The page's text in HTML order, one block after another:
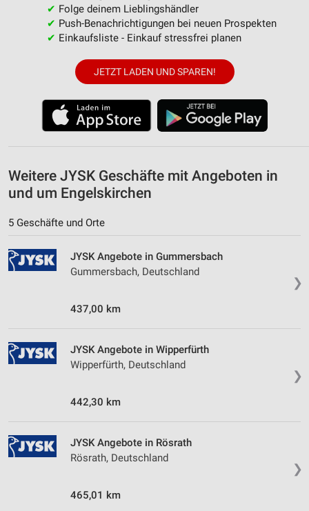
✔ Folge deinem Lieblingshändler
✔ Push-Benachrichtigungen bei neuen Prospekten
✔ Einkaufsliste - Einkauf stressfrei planen
JETZT LADEN UND SPAREN!
Weitere JYSK Geschäfte mit Angeboten in
und um Engelskirchen
5 Geschäfte und Orte
❯
JYSK Angebote in Gummersbach
Gummersbach, Deutschland
437,00 km
❯
JYSK Angebote in Wipperfürth
Wipperfürth, Deutschland
442,30 km
❯
JYSK Angebote in Rösrath
Rösrath, Deutschland
465,01 km
auf einem Endgerät
Verwendung reduzierter Daten zur Auswahl von
Erstellung von Profilen für personalisierte
Verwendung von Profilen zur Auswahl
personalisierter Werbung
von Inhalten
Verwendung von Profilen zur Auswahl
Messung der Performance von Inhalten
Kombinationen von Daten aus verschiedenen
Entwicklung und Verbesserung der Angebote
Verwendung reduzierter Daten zur Auswahl von
IAB-Besonderheiten:
Geräte anhand von aktiv angeforderten
Nicht-IAB-Verarbeitungszwecke: